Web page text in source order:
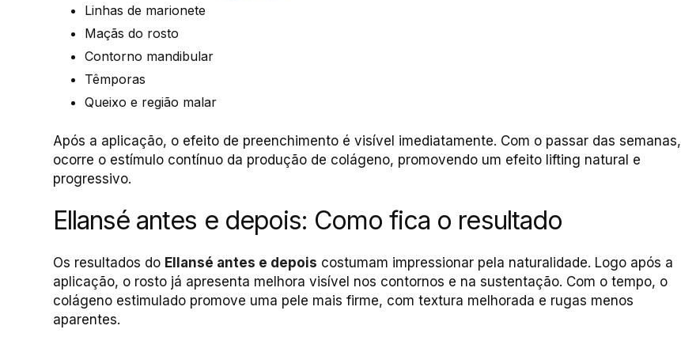
Linhas de marionete
Maçãs do rosto
Contorno mandibular
Têmporas
Queixo e região malar
Após a aplicação, o efeito de preenchimento é visível imediatamente. Com o passar das semanas,
ocorre o estímulo contínuo da produção de colágeno, promovendo um efeito lifting natural e
progressivo.
Ellansé antes e depois: Como fica o resultado
Os resultados do Ellansé antes e depois costumam impressionar pela naturalidade. Logo após a
aplicação, o rosto já apresenta melhora visível nos contornos e na sustentação. Com o tempo, o
colágeno estimulado promove uma pele mais firme, com textura melhorada e rugas menos
aparentes.